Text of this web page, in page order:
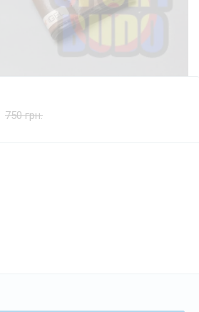
750 грн.